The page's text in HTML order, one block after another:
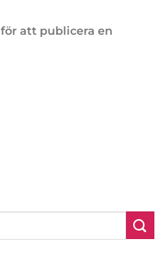
för att publicera en